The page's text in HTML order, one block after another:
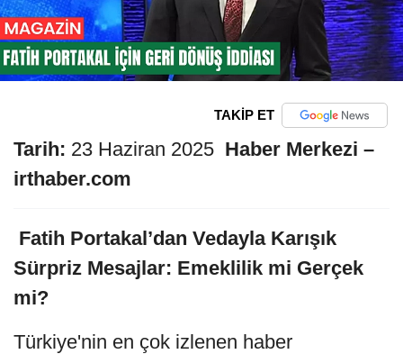
TAKİP ET
Tarih: 23 Haziran 2025 Haber Merkezi –
irthaber.com
Fatih Portakal’dan Vedayla Karışık
Sürpriz Mesajlar: Emeklilik mi Gerçek
mi?
Türkiye'nin en çok izlenen haber